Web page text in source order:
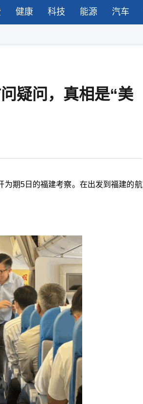
健康 科技 能源 汽车
疑问，真相是“美
为期5日的福建考察。在出发到福建的航